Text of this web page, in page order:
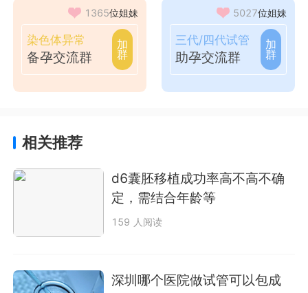
1365位姐妹
染色体异常
备孕交流群
加
群
5027位姐妹
三代/四代试管
助孕交流群
加
群
相关推荐
d6囊胚移植成功率高不高不确
定，需结合年龄等
159 人阅读
深圳哪个医院做试管可以包成